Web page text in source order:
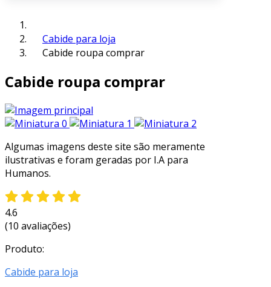
Cabide para loja
Cabide roupa comprar
Cabide roupa comprar
Algumas imagens deste site são meramente
ilustrativas e foram geradas por I.A para
Humanos.
4.6
(10 avaliações)
Produto:
Cabide para loja